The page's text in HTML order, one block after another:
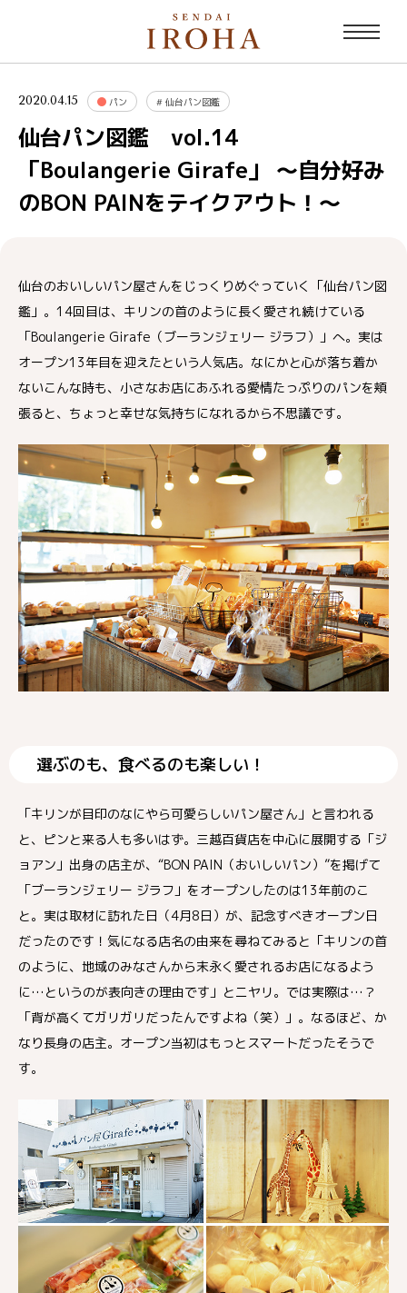
2020.04.15 パン # 仙台パン図鑑
仙台パン図鑑 vol.14
「Boulangerie Girafe」 ～自分好み
のBON PAINをテイクアウト！～
仙台のおいしいパン屋さんをじっくりめぐっていく「仙台パン図
鑑」。14回目は、キリンの首のように長く愛され続けている
「Boulangerie Girafe（ブーランジェリー ジラフ）」へ。実は
オープン13年目を迎えたという人気店。なにかと心が落ち着か
ないこんな時も、小さなお店にあふれる愛情たっぷりのパンを頬
張ると、ちょっと幸せな気持ちになれるから不思議です。
選ぶのも、食べるのも楽しい！
「キリンが目印のなにやら可愛らしいパン屋さん」と言われる
と、ピンと来る人も多いはず。三越百貨店を中心に展開する「ジ
ョアン」出身の店主が、“BON PAIN（おいしいパン）”を掲げて
「ブーランジェリー ジラフ」をオープンしたのは13年前のこ
と。実は取材に訪れた日（4月8日）が、記念すべきオープン日
だったのです！気になる店名の由来を尋ねてみると「キリンの首
のように、地域のみなさんから末永く愛されるお店になるよう
に…というのが表向きの理由です」とニヤリ。では実際は…？
「背が高くてガリガリだったんですよね（笑）」。なるほど、か
なり長身の店主。オープン当初はもっとスマートだったそうで
す。